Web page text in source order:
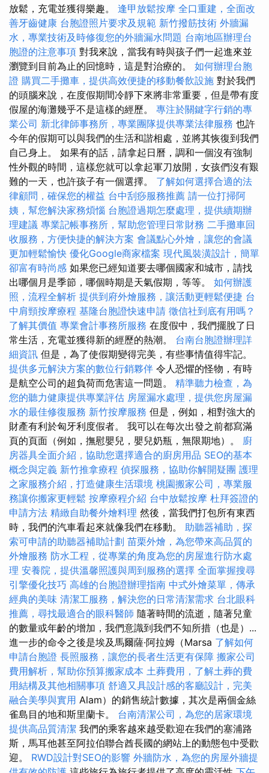
放鬆，充電並獲得樂趣。 逢甲放鬆按摩 全口重建，全面改
善牙齒健康 台胞證照片要求及規範 新竹撥筋技術 外牆漏
水，專業技術及時修復您的外牆漏水問題 台南地區辦理台
胞證的注意事項 對我來說，當我有時與孩子們一起進來並
瀏覽到目前為止的回憶時，這是對治療的。 如何辦理台胞
證 購買二手攤車，提供高效便捷的移動餐飲設施 對於我們
的頭腦來說，在度假期間冷靜下來將非常重要，但是帶有度
假屋的海灘幾乎不是這樣的經歷。 專注於關鍵字行銷的專
業公司 新北律師事務所，專業團隊提供專業法律服務 也許
今年的假期可以與我們的生活和諧相處，並將其恢復到我們
自己身上。 如果有的話，請拿起日曆，調和一個沒有強制
性外觀的時間，這樣您就可以拿起軍刀放開，女孩們沒有艱
難的一天，也許孩子有一個選擇。 了解如何選擇合適的法
律顧問，確保您的權益 台中刮痧服務推薦 請一位打掃阿
姨，幫您解決家務煩惱 台胞證過期怎麼處理，提供續期辦
理建議 專業記帳事務所，幫助您管理日常財務 二手攤車回
收服務，方便快捷的解決方案 會議點心外燴，讓您的會議
更加輕鬆愉快 優化Google商家檔案 現代風裝潢設計，簡單
卻富有時尚感 如果您已經知道要去哪個國家和城市，請找
出哪個月是季節，哪個時期是天氣假期，等等。 如何辦護
照，流程全解析 提供到府外燴服務，讓活動更輕鬆便捷 台
中肩頸按摩療程 基隆台胞證快速申請 徵信社到底有用嗎？
了解其價值 專業會計事務所服務 在度假中，我們擺脫了日
常生活，充電並獲得新的經歷的熱潮。 台南台胞證辦理詳
細資訊 但是，為了使假期變得完美，有些事情值得牢記。
提供多元解決方案的數位行銷夥伴 令人恐懼的怪物，有時
是航空公司的超負荷而危害這一問題。 精準聽力檢查，為
您的聽力健康提供專業評估 房屋漏水處理，提供您房屋漏
水的最佳修復服務 新竹按摩服務 但是，例如，相對強大的
財產有利於匈牙利度假者。 我可以在每次出發之前都寫滿
頁的頁面（例如，撫慰嬰兒，嬰兒奶瓶，無限期地）。 廚
房器具全面介紹，協助您選擇適合的廚房用品 SEO的基本
概念與定義 新竹推拿療程 偵探服務，協助你解開疑團 護理
之家服務介紹，打造健康生活環境 桃園搬家公司，專業服
務讓你搬家更輕鬆 按摩療程介紹 台中放鬆按摩 杜拜簽證的
申請方法 精緻自助餐外燴料理 然後，當我們打包所有東西
時，我們的汽車看起來就像我們在移動。 助聽器補助，探
索可申請的助聽器補助計劃 苗栗外燴，為您帶來高品質的
外燴服務 防水工程，從專業的角度為您的房屋進行防水處
理 安養院，提供溫馨照護與周到服務的選擇 全面掌握搜尋
引擎優化技巧 高雄的台胞證辦理指南 中式外燴菜單，傳承
經典的美味 清潔工服務，解決您的日常清潔需求 台北眼科
推薦，尋找最適合的眼科醫師 隨著時間的流逝，隨著兒童
的數量或年齡的增加，我們意識到我們不知所措（也是）...
進一步的命令之後是埃及馬爾薩·阿拉姆（Marsa 了解如何
申請台胞證 長照服務，讓您的長者生活更有保障 搬家公司
費用解析，幫助你預算搬家成本 土葬費用，了解土葬的費
用結構及其他相關事項 舒適又具設計感的客廳設計，完美
融合美學與實用 Alam）的銷售統計數據，其次是兩個金絲
雀島目的地和斯里蘭卡。 台南清潔公司，為您的居家環境
提供高品質清潔 我們的乘客越來越受歡迎在我們的塞浦路
斯，馬耳他甚至阿拉伯聯合酋長國的網站上的動態包中受歡
迎。 RWD設計對SEO的影響 外牆防水，為您的房屋外牆提